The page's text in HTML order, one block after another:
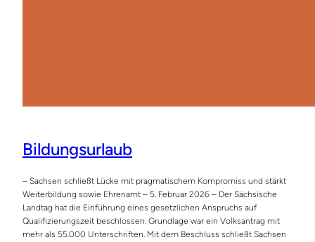
Bildungsurlaub
– Sachsen schließt Lücke mit pragmatischem Kompromiss und stärkt
Weiterbildung sowie Ehrenamt – 5. Februar 2026 – Der Sächsische
Landtag hat die Einführung eines gesetzlichen Anspruchs auf
Qualifizierungszeit beschlossen. Grundlage war ein Volksantrag mit
mehr als 55.000 Unterschriften. Mit dem Beschluss schließt Sachsen